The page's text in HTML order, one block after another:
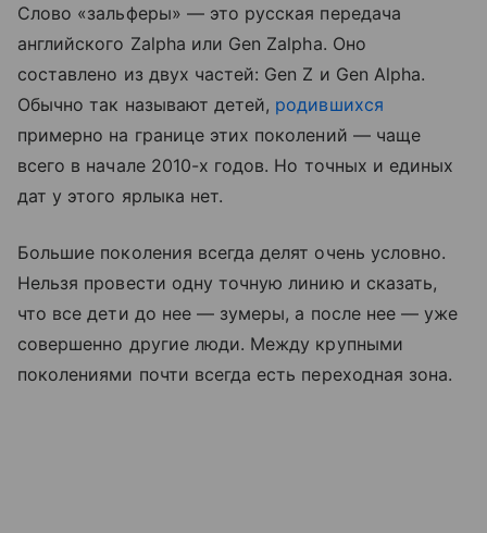
Слово «зальферы» — это русская передача
английского Zalpha или Gen Zalpha. Оно
составлено из двух частей: Gen Z и Gen Alpha.
Обычно так называют детей, родившихся
примерно на границе этих поколений — чаще
всего в начале 2010-х годов. Но точных и единых
дат у этого ярлыка нет.
Большие поколения всегда делят очень условно.
Нельзя провести одну точную линию и сказать,
что все дети до нее — зумеры, а после нее — уже
совершенно другие люди. Между крупными
поколениями почти всегда есть переходная зона.